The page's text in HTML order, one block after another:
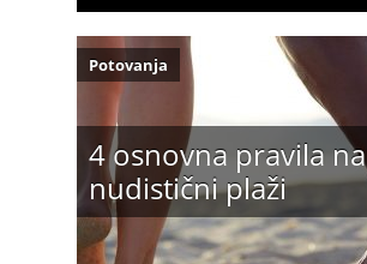
4 osnovna pravila na
nudistični plaži
Potovanja